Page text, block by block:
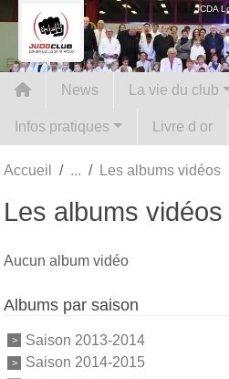
JCDA
News La vie du club
Infos pratiques Livre d or
Accueil Les albums vidéos
Les albums vidéos
Aucun album vidéo
Albums par saison
Saison 2013-2014
Saison 2014-2015
Panneau de gestion des cookies